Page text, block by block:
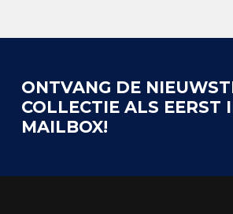
ONTVANG DE
COLLECTIE ALS EERST
MAILBOX!